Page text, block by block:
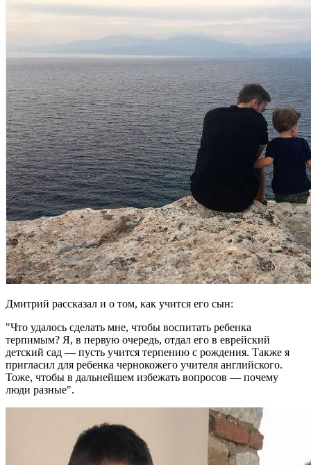
Дмитрий рассказал и о том, как учится его сын:
"Что удалось сделать мне, чтобы воспитать ребенка
терпимым? Я, в первую очередь, отдал его в еврейский
детский сад — пусть учится терпению с рождения. Также я
пригласил для ребенка чернокожего учителя английского.
Тоже, чтобы в дальнейшем избежать вопросов — почему
люди разные".